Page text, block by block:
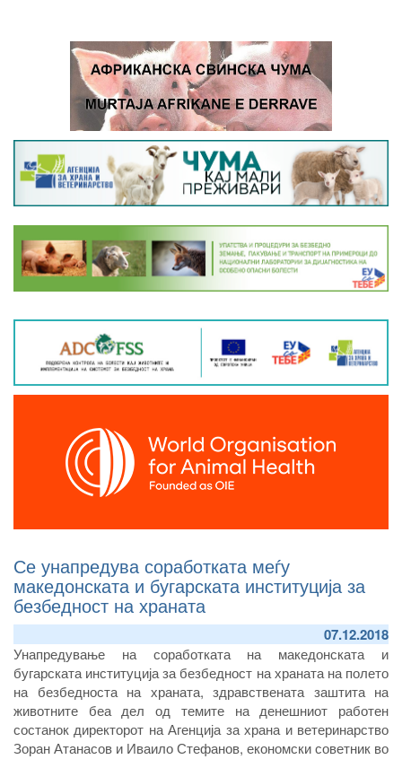
Се унапредува соработката меѓу
македонската и бугарската институција за
безбедност на храната
07.12.2018
Унапредување на соработката на македонската и
бугарската институција за безбедност на храната на полето
на безбедноста на храната, здравствената заштита на
животните беа дел од темите на денешниот работен
состанок директорот на Агенција за храна и ветеринарство
Зоран Атанасов и Иваило Стефанов, економски советник во